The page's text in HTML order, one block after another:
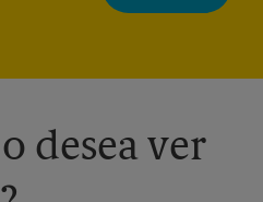
momento. Para más
información, contacte al
desea ver